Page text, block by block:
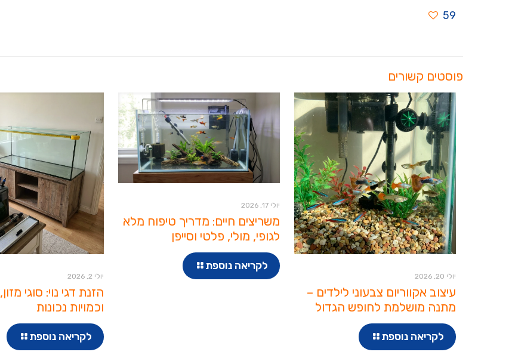
59
פוסטים קשורים
יולי 20, 2026
עיצוב אקווריום צבעוני לילדים –
מתנה מושלמת לחופש הגדול
לקריאה נוספת
יולי 17, 2026
משריצים חיים: מדריך טיפוח מלא
לגופי, מולי, פלטי וסייפן
לקריאה נוספת
יולי 2, 2026
הזנת דגי נוי: סוגי
וכמויות נכונות
לקריאה נוספת